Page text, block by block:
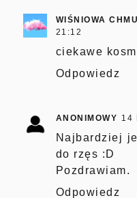
WIŚNIOWA
21:12
ciekawe
Odpowiedz
ANONIMOWY 14
Najbardziej
do rzęs :D
Pozdrawiam.
Odpowiedz